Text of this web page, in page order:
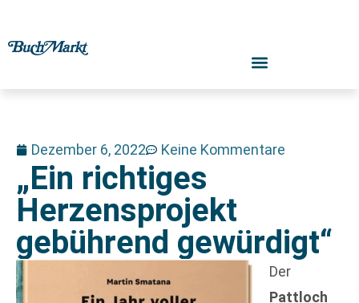
Dezember 6, 2022 Keine Kommentare
„Ein richtiges
Herzensprojekt
gebührend gewürdigt“
Der
Pattloch